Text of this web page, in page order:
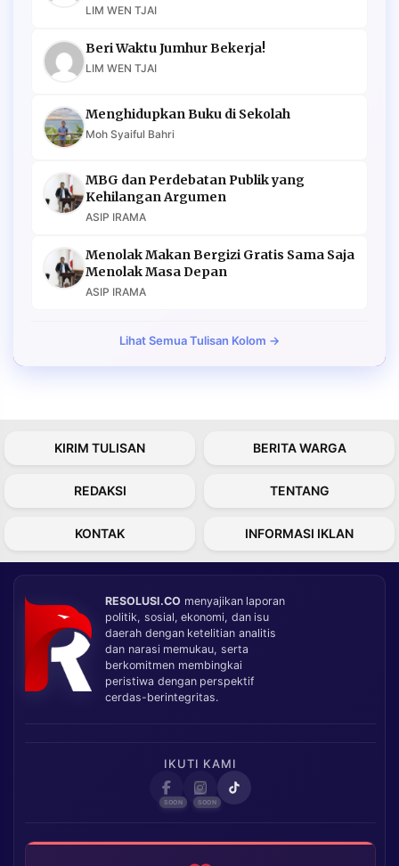
LIM WEN TJAI
Beri Waktu Jumhur Bekerja!
LIM WEN TJAI
Menghidupkan Buku di Sekolah
Moh Syaiful Bahri
MBG dan Perdebatan Publik yang
Kehilangan Argumen
ASIP IRAMA
Menolak Makan Bergizi Gratis Sama Saja
Menolak Masa Depan
ASIP IRAMA
Lihat Semua Tulisan Kolom →
KIRIM TULISAN BERITA WARGA
REDAKSI TENTANG
KONTAK INFORMASI IKLAN
RESOLUSI.CO menyajikan laporan
politik, sosial, ekonomi, dan isu
daerah dengan ketelitian analitis
dan narasi memukau, serta
berkomitmen membingkai
peristiwa dengan perspektif
cerdas-berintegritas.
IKUTI KAMI